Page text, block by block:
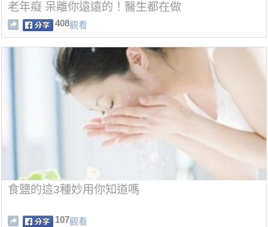
老年癡 呆離你遠遠的！醫生都在做
408觀看
食鹽的這3種妙用你知道嗎
107觀看